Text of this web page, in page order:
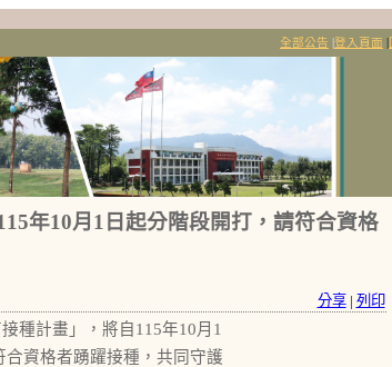
全部公告 登入頁面
年10月1日起分階段開打，請符合資格
分享 | 列印
種計畫」，將自115年10月1
資格者踴躍接種，共同守護